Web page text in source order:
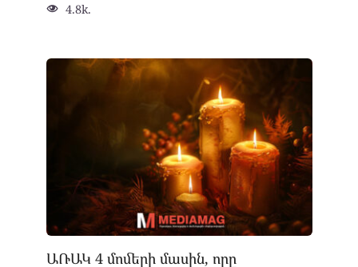
4.8k.
ԱՌԱԿ 4 մոմերի մասին, որը